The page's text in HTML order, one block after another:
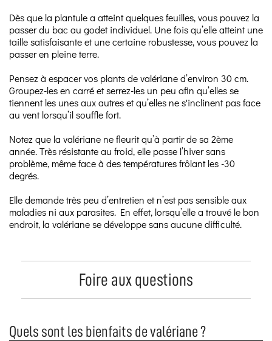
Dès que la plantule a atteint quelques feuilles, vous pouvez la
passer du bac au godet individuel. Une fois qu’elle atteint une
taille satisfaisante et une certaine robustesse, vous pouvez la
passer en pleine terre.
Pensez à espacer vos plants de valériane d’environ 30 cm.
Groupez-les en carré et serrez-les un peu afin qu’elles se
tiennent les unes aux autres et qu’elles ne s'inclinent pas face
au vent lorsqu’il souffle fort.
Notez que la valériane ne fleurit qu’à partir de sa 2ème
année. Très résistante au froid, elle passe l’hiver sans
problème, même face à des températures frôlant les -30
degrés.
Elle demande très peu d’entretien et n’est pas sensible aux
maladies ni aux parasites. En effet, lorsqu’elle a trouvé le bon
endroit, la valériane se développe sans aucune difficulté.
Foire aux questions
Quels sont les bienfaits de valériane ?